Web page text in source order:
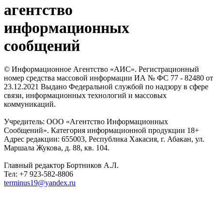
агентство
информационных
сообщений
© Информационное Агентство «АИС». Регистрационный
номер средства массовой информации ИА № ФС 77 - 82480 от
23.12.2021 Выдано Федеральной службой по надзору в сфере
связи, информационных технологий и массовых
коммуникаций.
Учредитель: ООО «Агентство Информационных
Сообщений». Категория информационной продукции 18+
Адрес редакции: 655003, Республика Хакасия, г. Абакан, ул.
Маршала Жукова, д. 88, кв. 104.
Главный редактор Бортников А.Л.
Тел: +7 923-582-8806
terminus19@yandex.ru